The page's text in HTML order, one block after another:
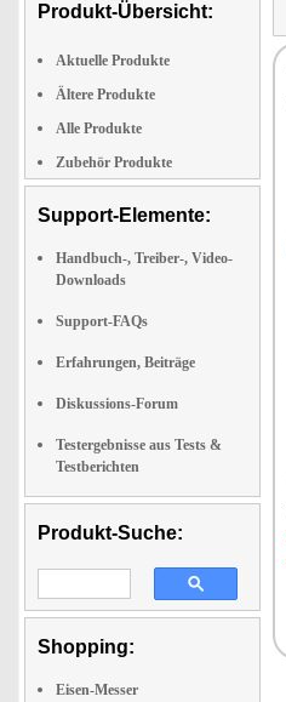
Produkt-Übersicht:
Aktuelle Produkte
Ältere Produkte
Alle Produkte
Zubehör Produkte
Support-Elemente:
Handbuch-, Treiber-, Video-
Downloads
Support-FAQs
Erfahrungen, Beiträge
Diskussions-Forum
Testergebnisse aus Tests &
Testberichten
Produkt-Suche:
Shopping:
Eisen-Messer